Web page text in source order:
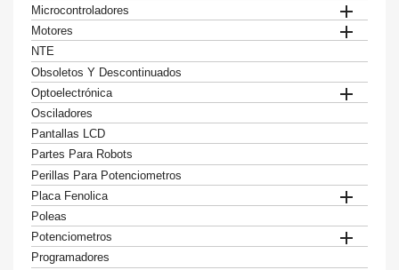
Microcontroladores

Motores 
NTE
Obsoletos Y Descontinuados
Optoelectrónica

Osciladores
Pantallas LCD
Partes Para Robots
Perillas Para Potenciometros
Placa Fenolica

Poleas
Potenciometros

Programadores